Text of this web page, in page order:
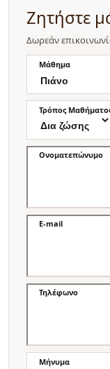
Ζητήστε
Δωρεάν
Μάθημα
Τρόπος
Ονοματεπώνυμο
E-mail
Τηλέφωνο
Μήνυμα